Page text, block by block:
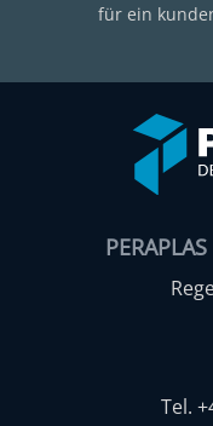
für ein
Tel.